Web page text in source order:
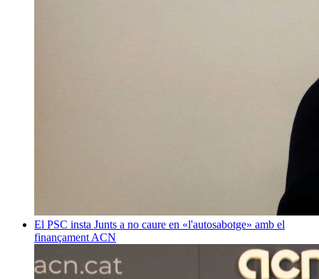
El PSC insta Junts a no caure en «l'autosabotge» amb el
finançament ACN